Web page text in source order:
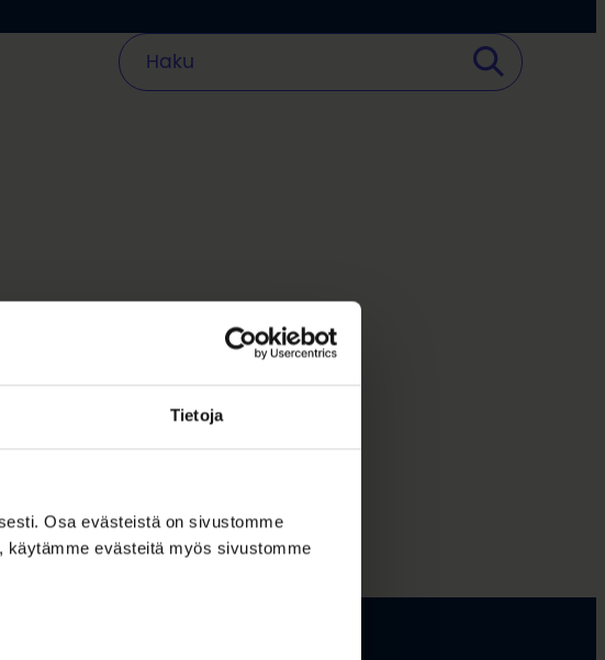
Tietoja
Osa evästeistä on sivustomme
käytämme evästeitä myös sivustomme